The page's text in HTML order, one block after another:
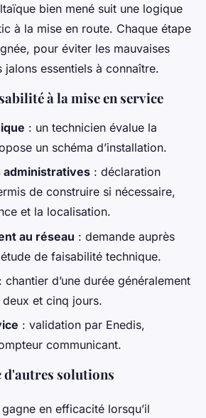
bien mené suit une logique
à la mise en route. Chaque étape
pour éviter les mauvaises
jalons essentiels à connaître.
à la mise en service
: un technicien évalue la
un schéma d’installation.
administratives : déclaration
de construire si nécessaire,
et la localisation.
au réseau : demande auprès
de faisabilité technique.
: chantier d’une durée généralement
et cinq jours.
: validation par Enedis,
communicant.
solutions
en efficacité lorsqu’il